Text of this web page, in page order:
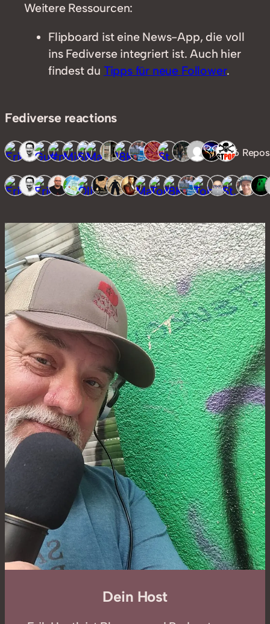
Weitere Ressourcen:
Flipboard ist eine News-App, die voll
ins Fediverse integriert ist. Auch hier
findest du Tipps für neue Follower.
Fediverse reactions
16
Dein Host